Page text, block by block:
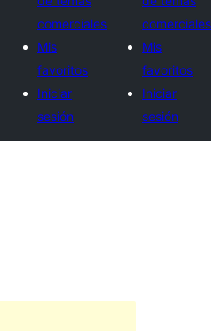
comerciales
Mis
favoritos
Iniciar
sesión
comerciales
Mis
favoritos
Iniciar
sesión